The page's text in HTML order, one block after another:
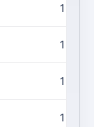
105,0
184,4
184,0
1 084